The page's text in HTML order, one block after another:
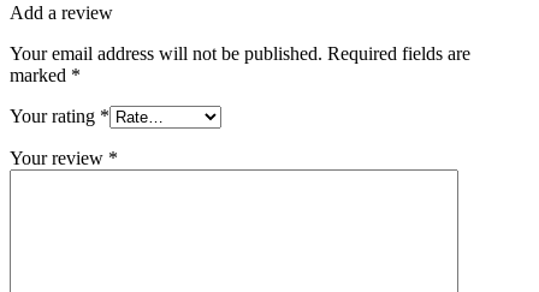
Add a review
Your email address will not be published. Required fields are
marked *
Your rating *
Your review *